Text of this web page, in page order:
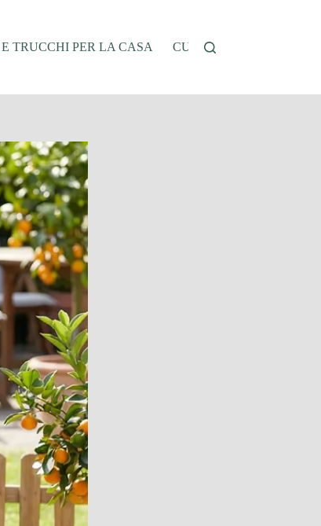
TRUCCHI PER LA CASA CUCINA E RICETTE